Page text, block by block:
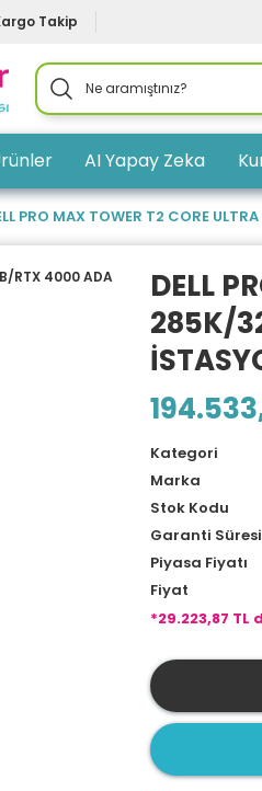
Takip
AI Yapay Zeka
PRO MAX TOWER T2 CORE
DELL
285K/
Kategori
Marka
Stok Kodu
Garanti Süresi
Piyasa Fiyatı
Fiyat
*29.223,87